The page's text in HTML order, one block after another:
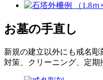
お墓の手直し
新規の建立以外にも戒名
対策、クリーニング、定期